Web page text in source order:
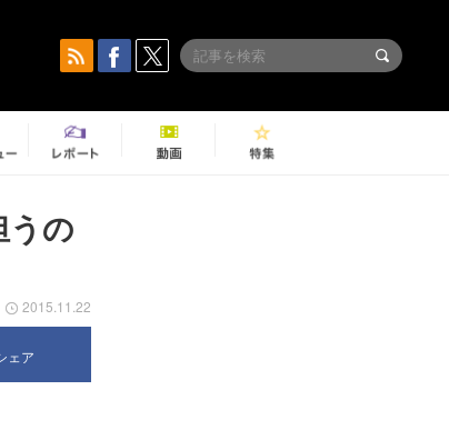
うの
2015.11.22
ェア